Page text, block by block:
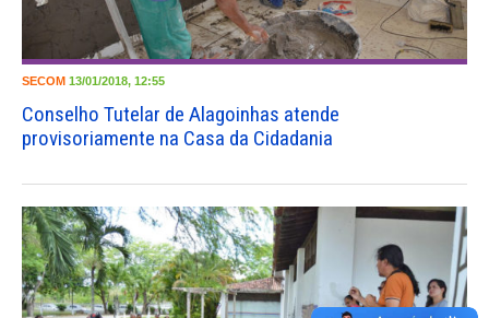
SECOM 13/01/2018, 12:55
Conselho Tutelar de Alagoinhas atende
provisoriamente na Casa da Cidadania